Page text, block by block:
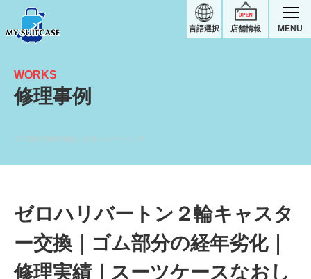
店舗情報
言語選択 MENU
WORKS
修理事例
ゼロハリバートン２輪キャスタ
ー交換｜ゴム部分の経年劣化｜
修理実績｜スーツケースなおし